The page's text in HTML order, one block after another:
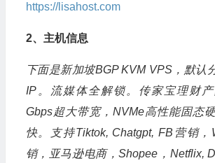
https://lisahost.com
2、主机信息
下面是新加坡BGP KVM VPS，默认
IP。流媒体全解锁。传家宝理财产
Gbps超大带宽，NVMe高性能固态
快。支持Tiktok, Chatgpt, FB营销，
销，亚马逊电商，Shopee，Netflix,